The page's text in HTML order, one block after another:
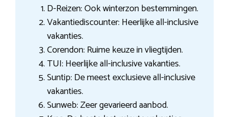
D-Reizen: Ook winterzon bestemmingen.
Vakantiediscounter: Heerlijke all-inclusive
vakanties.
Corendon: Ruime keuze in vliegtijden.
TUI: Heerlijke all-inclusive vakanties.
Suntip: De meest exclusieve all-inclusive
vakanties.
Sunweb: Zeer gevarieerd aanbod.